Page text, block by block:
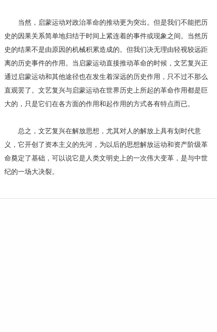
当然，启蒙运动对政治革命的推动更为突出。但是我们不能把历
史的因果关系简单地归结于时间上紧连着的事件或现象之间。当然历
史的结果不是由原因的机械积累造成的。但我们决无理由轻视较远距
离的历史事件的作用。当启蒙运动直接推动革命的时候，文艺复兴正
通过启蒙运动和其他途径也在发生着深远的历史作用，只不过不那么
直观罢了。文艺复兴与启蒙运动在世界历史上所起的革命作用都是巨
大的，只是它们在各方面的作用和起作用的方式各有特点而已。
总之，文艺复兴在解放思想，尤其对人的解放上具有划时代意
义，它开创了资本主义的先河，为以后的思想解放运动和资产阶级革
命奠定了基础，可以说它是人类文明史上的一次伟大变革，是与中世
纪的一场大决裂。